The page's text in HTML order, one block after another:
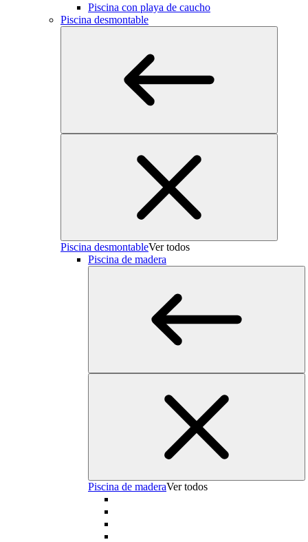
Piscina con playa de caucho
Piscina desmontable
Piscina desmontableVer todos
Piscina de madera
Piscina de maderaVer todos